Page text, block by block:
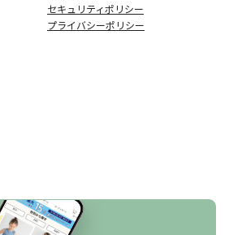
セキュリティポリシー
プライバシーポリシー